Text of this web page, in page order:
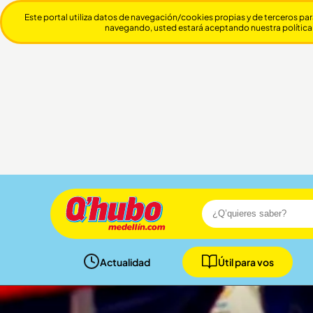
Actualidad Útil para vos
Este portal utiliza datos de navegación/cookies propias y de terceros
navegando, usted estará aceptando nuestra